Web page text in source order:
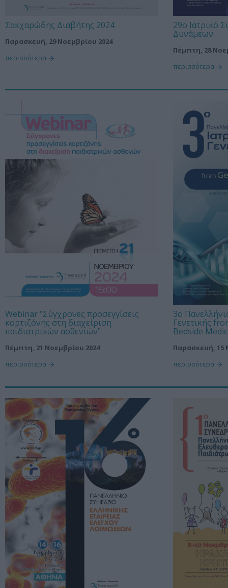
Σακχαρώδης Διαβήτης 2024
Παρασκευή, 29 Νοεμβρίου 2024
περισσότερα
29ο Ιατρικό
Δυνάμεων
Πέμπτη, 28
περισσότερα
Webinar "Σύγχρονες προσεγγίσεις
κορτιζόνης στη διαχείριση
παιδιατρικών ασθενιών"
Πέμπτη, 21 Νοεμβρίου 2024
περισσότερα
3ο
Γενετικής
Bedside
Παρασκευή, 15
περισσότερα